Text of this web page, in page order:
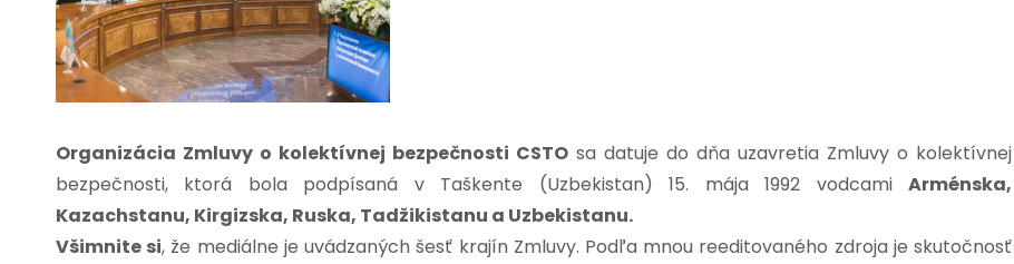
Organizácia Zmluvy o kolektívnej bezpečnosti CSTO sa datuje do dňa uzavretia Zmluvy o kolektívnej
bezpečnosti, ktorá bola podpísaná v Taškente (Uzbekistan) 15. mája 1992 vodcamiArménska,
Kazachstanu, Kirgizska, Ruska, Tadžikistanu a Uzbekistanu.
Všimnite si, že mediálne je uvádzaných šesť krajín Zmluvy. Podľa mnou reeditovaného zdroja je skutočnosť